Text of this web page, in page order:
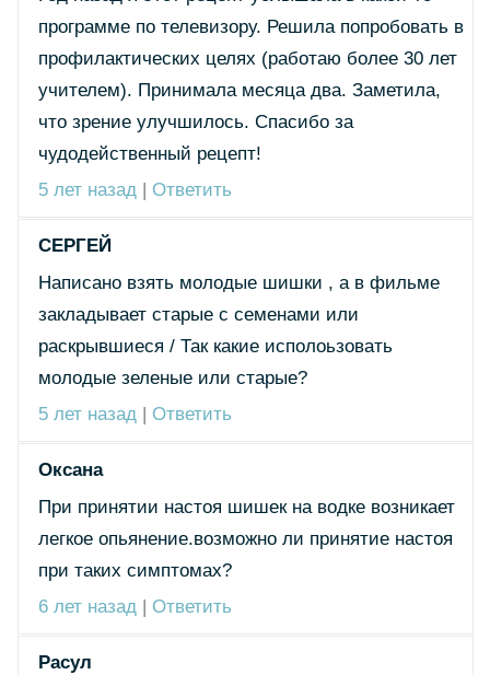
программе по телевизору. Решила попробовать в
профилактических целях (работаю более 30 лет
учителем). Принимала месяца два. Заметила,
что зрение улучшилось. Спасибо за
чудодейственный рецепт!
5 лет назад | Ответить
СЕРГЕЙ
Написано взять молодые шишки , а в фильме
закладывает старые с семенами или
раскрывшиеся / Так какие исполоьзовать
молодые зеленые или старые?
5 лет назад | Ответить
Оксана
При принятии настоя шишек на водке возникает
легкое опьянение.возможно ли принятие настоя
при таких симптомах?
6 лет назад | Ответить
Расул